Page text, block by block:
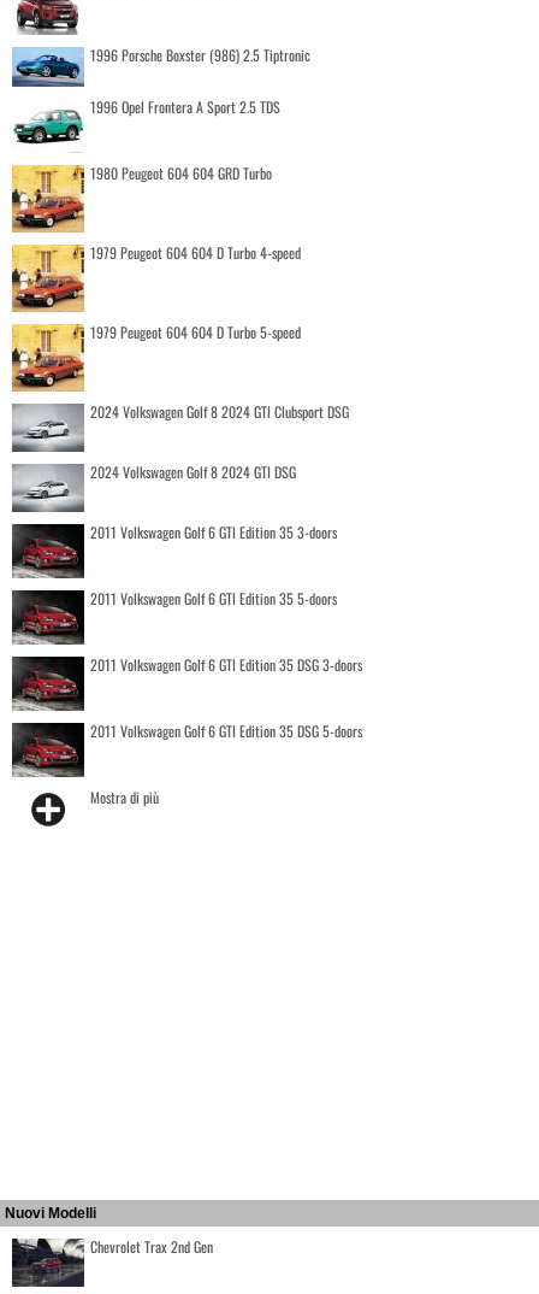
1996 Porsche Boxster (986) 2.5 Tiptronic
1996 Opel Frontera A Sport 2.5 TDS
1980 Peugeot 604 604 GRD Turbo
1979 Peugeot 604 604 D Turbo 4-speed
1979 Peugeot 604 604 D Turbo 5-speed
2024 Volkswagen Golf 8 2024 GTI Clubsport DSG
2024 Volkswagen Golf 8 2024 GTI DSG
2011 Volkswagen Golf 6 GTI Edition 35 3-doors
2011 Volkswagen Golf 6 GTI Edition 35 5-doors
2011 Volkswagen Golf 6 GTI Edition 35 DSG 3-doors
2011 Volkswagen Golf 6 GTI Edition 35 DSG 5-doors
Mostra di più
Nuovi Modelli
Chevrolet Trax 2nd Gen